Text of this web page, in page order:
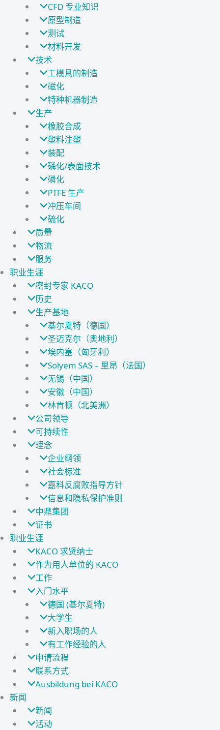
CFD 专业知识
原型制造
测试
材料开发
技术
工模具的制造
磁化
特种机器制造
生产
橡胶合成
塑料注塑
装配
磷化/表面技术
磷化
PTFE 生产
冲压车间
硫化
质量
物流
服务
职业生涯
密封专家 KACO
历史
生产基地
基尔夏特（德国）
圣迈克尔（奥地利）
埃内塞（匈牙利）
Solyem SAS – 里昂（法国）
无锡（中国）
安徽（中国）
林肯顿（北美洲）
公司领导
可持续性
理念
企业纲领
社会标准
嘉科反腐败指导方针
信息和隐私保护准则
中鼎集团
证书
职业生涯
KACO 求贤纳士
作为用人单位的 KACO
工作
入门水平
德国 (基尔夏特)
大学生
新入职场的人
有工作经验的人
申请流程
联系方式
Ausbildung bei KACO
新闻
新闻
活动